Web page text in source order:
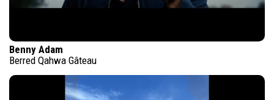
Benny Adam
Berred Qahwa Gâteau